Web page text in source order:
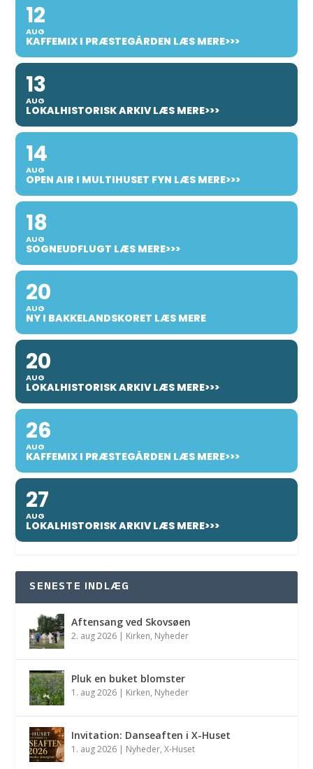
12
AUG
KAFFEMIX I PRÆSTEGÅRDEN LÆS MERE>>>
13
AUG
LOKALHISTORISK ARKIV LÆS MERE>>>
14
AUG
OPEN AIR I MULTIHUSET FYN LÆS MERE>>>
18
AUG
SOGNEUDFLUGT LÆS MERE>>>
20
AUG
NY I BAKKELANDSKORET LÆS MERE
20
AUG
LOKALHISTORISK ARKIV LÆS MERE>>>
26
AUG
KAFFEMIX I PRÆSTEGÅRDEN LÆS MERE>>>
27
AUG
LOKALHISTORISK ARKIV LÆS MERE>>>
SENESTE INDLÆG
Aftensang ved Skovsøen
2. aug 2026 | Kirken, Nyheder
Pluk en buket blomster
1. aug 2026 | Kirken, Nyheder
Invitation: Danseaften i X-Huset
1. aug 2026 | Nyheder,X-Huset